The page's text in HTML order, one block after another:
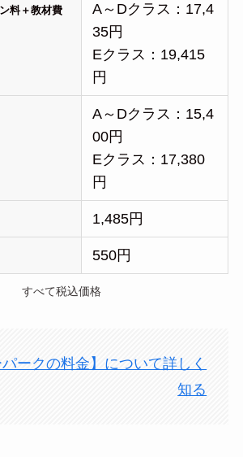
料＋教材費
A～Dクラス：17,4
35円
Eクラス：19,415
円
A～Dクラス：15,4
00円
Eクラス：17,380
円
1,485円
550円
すべて税込価格
パークの料金】について詳しく
知る